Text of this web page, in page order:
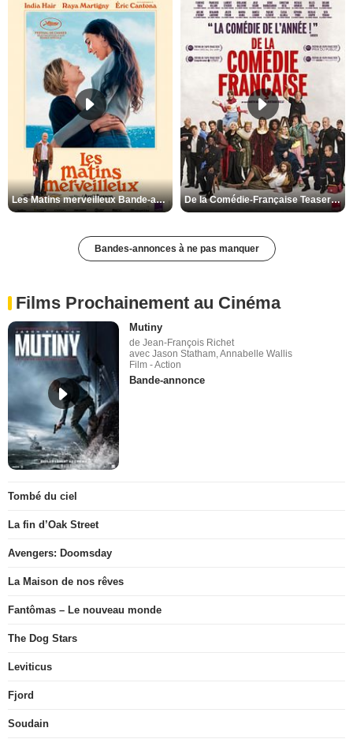
Les Matins merveilleux Bande-annonce VF De la Comédie-Française Teaser VF
Bandes-annonces à ne pas manquer
Films Prochainement au Cinéma
Mutiny
de Jean-François Richet
avec Jason Statham, Annabelle Wallis
Film - Action
Bande-annonce
Tombé du ciel
La fin d’Oak Street
Avengers: Doomsday
La Maison de nos rêves
Fantômas – Le nouveau monde
The Dog Stars
Leviticus
Fjord
Soudain